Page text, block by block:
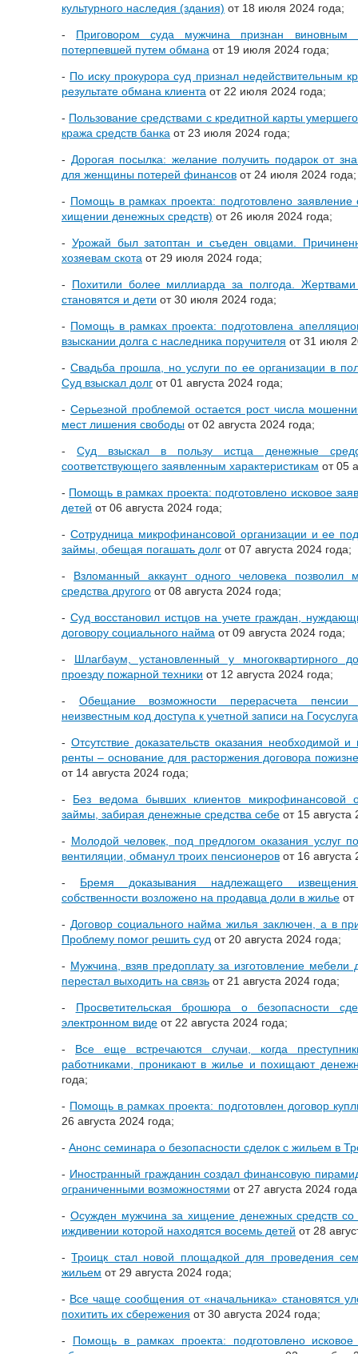
культурного наследия (здания) от 18 июля 2024 года;
- Приговором суда мужчина признан
потерпевшей путем обмана от 19 июля 2024 года;
- По иску прокурора суд признал недействительным
результате обмана клиента от 22 июля 2024 года;
- Пользование средствами с кредитной карты
кража средств банка от 23 июля 2024 года;
- Дорогая посылка: желание получить подарок от
для женщины потерей финансов от 24 июля 2024 года;
- Помощь в рамках проекта: подготовлено
хищении денежных средств) от 26 июля 2024 года;
- Урожай был затоптан и съеден овцами.
хозяевам скота от 29 июля 2024 года;
- Похитили более миллиарда за полгода. Жертвами
становятся и дети от 30 июля 2024 года;
- Помощь в рамках проекта: подготовлена
взыскании долга с наследника поручителя от 31 июля
- Свадьба прошла, но услуги по ее организации в
Суд взыскал долг от 01 августа 2024 года;
- Серьезной проблемой остается рост числа
мест лишения свободы от 02 августа 2024 года;
-Суд взыскал в пользу истца денежные
соответствующего заявленным характеристикам от 05
- Помощь в рамках проекта: подготовлено исковое
детей от 06 августа 2024 года;
- Сотрудница микрофинансовой организации и ее
займы, обещая погашать долг от 07 августа 2024 года;
- Взломанный аккаунт одного человека позволил
средства другого от 08 августа 2024 года;
- Суд восстановил истцов на учете граждан,
договору социального найма от 09 августа 2024 года;
- Шлагбаум, установленный у многоквартирного
проезду пожарной техники от 12 августа 2024 года;
- Обещание возможности перерасчета
неизвестным код доступа к учетной записи на
- Отсутствие доказательств оказания необходимой
ренты – основание для расторжения договора
от 14 августа 2024 года;
- Без ведома бывших клиентов микрофинансовой
займы, забирая денежные средства себе от 15 августа
- Молодой человек, под предлогом оказания услуг
вентиляции, обманул троих пенсионеров от 16 августа
- Бремя доказывания надлежащего
собственности возложено на продавца доли в жилье от
- Договор социального найма жилья заключен, а в
Проблему помог решить суд от 20 августа 2024 года;
- Мужчина, взяв предоплату за изготовление
перестал выходить на связь от 21 августа 2024 года;
- Просветительская брошюра о безопасности
электронном виде от 22 августа 2024 года;
- Все еще встречаются случаи, когда
работниками, проникают в жилье и похищают
года;
- Помощь в рамках проекта: подготовлен договор
26 августа 2024 года;
- Анонс семинара о безопасности сделок с жильем в
- Иностранный гражданин создал финансовую
ограниченными возможностями от 27 августа 2024
- Осужден мужчина за хищение денежных средств
иждивении которой находятся восемь детей от 28
-Троицк стал новой площадкой для проведения
жильем от 29 августа 2024 года;
- Все чаще сообщения от «начальника» становятся
похитить их сбережения от 30 августа 2024 года;
- Помощь в рамках проекта: подготовлено